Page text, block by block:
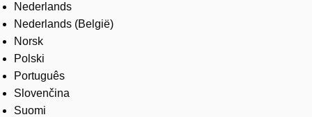
Nederlands
Nederlands (België)
Norsk
Polski
Português
Slovenčina
Suomi